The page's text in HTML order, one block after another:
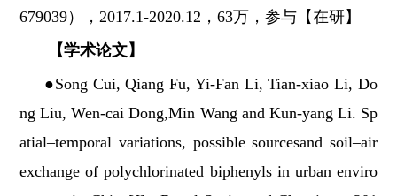
679039），2017.1-2020.12，63万，参与【在研】
【学术论文】
●Song Cui, Qiang Fu, Yi-Fan Li, Tian-xiao Li, Do
ng Liu, Wen-cai Dong,Min Wang and Kun-yang Li. Sp
atial–temporal variations, possible sourcesand soil–air
exchange of polychlorinated biphenyls in urban enviro